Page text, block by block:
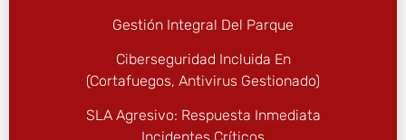
Gestión Integral Del Parque
Ciberseguridad Incluida En
(cortafuegos, Antivirus Gestionado)
SLA Agresivo: Respuesta Inmediata
Incidentes Críticos